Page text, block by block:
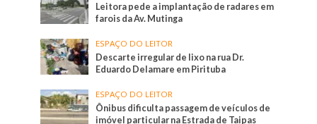
Leitora pede a implantação de radares em
farois da Av. Mutinga
ESPAÇO DO LEITOR
Descarte irregular de lixo na rua Dr.
Eduardo Delamare em Pirituba
ESPAÇO DO LEITOR
Ônibus dificulta passagem de veículos de
imóvel particular na Estrada de Taipas